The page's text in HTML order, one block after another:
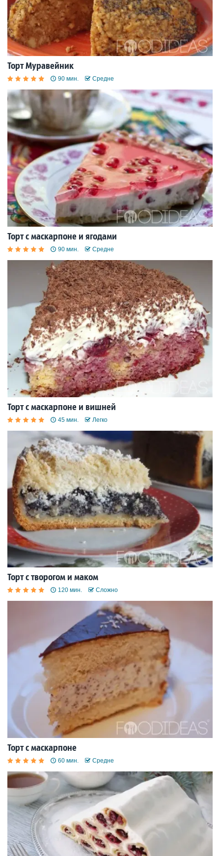
Торт Муравейник
90 мин. Средне
Торт с маскарпоне и ягодами
90 мин. Средне
Торт с маскарпоне и вишней
45 мин. Легко
Торт с творогом и маком
120 мин. Сложно
Торт с маскарпоне
60 мин. Средне